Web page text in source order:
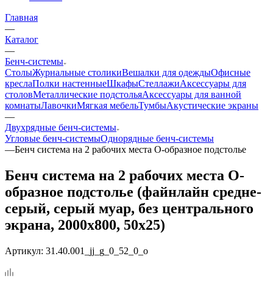
Главная
—
Каталог
—
Бенч-системы
СтолыЖурнальные столикиВешалки для одеждыОфисные
креслаПолки настенныеШкафыСтеллажиАксессуары для
столовМеталлические подстольяАксессуары для ванной
комнатыЛавочкиМягкая мебельТумбыАкустические экраны
—
Двухрядные бенч-системы
Угловые бенч-системыОднорядные бенч-системы
—Бенч система на 2 рабочих места О-образное подстолье
Бенч система на 2 рабочих места О-
образное подстолье (файнлайн средне-
серый, серый муар, без центрального
экрана, 2000x800, 50x25)
Артикул: 31.40.001_jj_g_0_52_0_o